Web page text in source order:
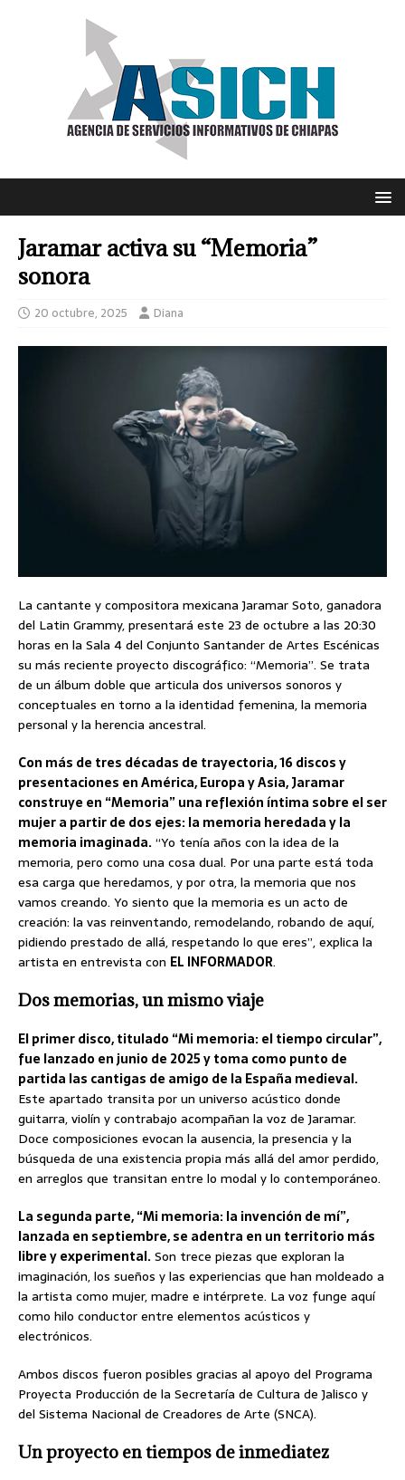
Jaramar activa su “Memoria”
sonora
20 octubre, 2025 Diana
La cantante y compositora mexicana Jaramar Soto, ganadora
del Latin Grammy, presentará este 23 de octubre a las 20:30
horas en la Sala 4 del Conjunto Santander de Artes Escénicas
su más reciente proyecto discográfico: “Memoria”. Se trata
de un álbum doble que articula dos universos sonoros y
conceptuales en torno a la identidad femenina, la memoria
personal y la herencia ancestral.
Con más de tres décadas de trayectoria, 16 discos y
presentaciones en América, Europa y Asia, Jaramar
construye en “Memoria” una reflexión íntima sobre el ser
mujer a partir de dos ejes: la memoria heredada y la
memoria imaginada.“Yo tenía años con la idea de la
memoria, pero como una cosa dual. Por una parte está toda
esa carga que heredamos, y por otra, la memoria que nos
vamos creando. Yo siento que la memoria es un acto de
creación: la vas reinventando, remodelando, robando de aquí,
pidiendo prestado de allá, respetando lo que eres”, explica la
artista en entrevista con EL INFORMADOR.
Dos memorias, un mismo viaje
El primer disco, titulado “Mi memoria: el tiempo circular”,
fue lanzado en junio de 2025 y toma como punto de
partida las cantigas de amigo de la España medieval.
Este apartado transita por un universo acústico donde
guitarra, violín y contrabajo acompañan la voz de Jaramar.
Doce composiciones evocan la ausencia, la presencia y la
búsqueda de una existencia propia más allá del amor perdido,
en arreglos que transitan entre lo modal y lo contemporáneo.
La segunda parte, “Mi memoria: la invención de mí”,
lanzada en septiembre, se adentra en un territorio más
libre y experimental.Son trece piezas que exploran la
imaginación, los sueños y las experiencias que han moldeado a
la artista como mujer, madre e intérprete. La voz funge aquí
como hilo conductor entre elementos acústicos y
electrónicos.
Ambos discos fueron posibles gracias al apoyo del Programa
Proyecta Producción de la Secretaría de Cultura de Jalisco y
del Sistema Nacional de Creadores de Arte (SNCA).
Un proyecto en tiempos de inmediatez